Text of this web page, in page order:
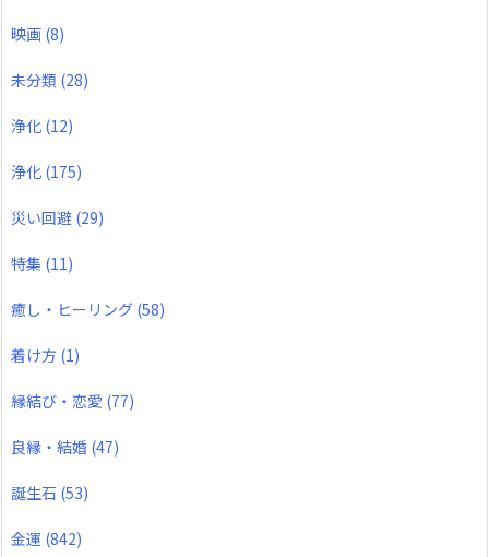
映画 (8)
未分類 (28)
浄化 (12)
浄化 (175)
災い回避 (29)
特集 (11)
癒し・ヒーリング (58)
着け方 (1)
縁結び・恋愛 (77)
良縁・結婚 (47)
誕生石 (53)
金運 (842)